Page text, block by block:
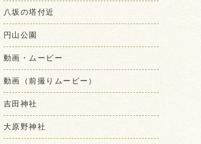
八坂の塔付近
円山公園
動画・ムービー
動画（前撮りムービー）
吉田神社
大原野神社